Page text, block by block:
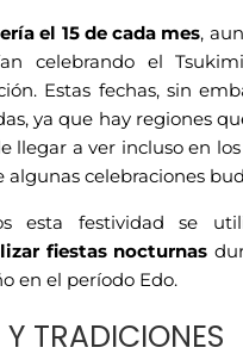
el 15 de cada mes,
celebrando el
Estas fechas, sin
ya que hay regiones
llegar a ver incluso en
algunas celebraciones
esta festividad se
fiestas nocturnas
en el período Edo.
TRADICIONES